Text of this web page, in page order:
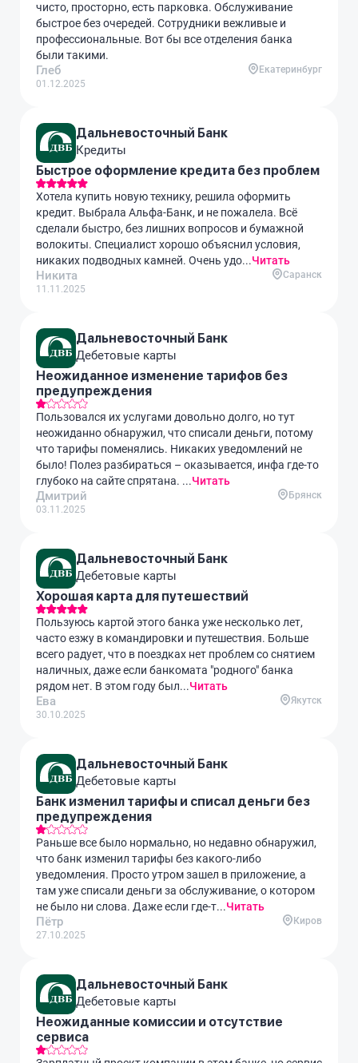
чисто, просторно, есть парковка. Обслуживание
быстрое без очередей. Сотрудники вежливые и
профессиональные. Вот бы все отделения банка
были такими.
Глеб
01.12.2025
Екатеринбург
Дальневосточный Банк
Кредиты
Быстрое оформление кредита без проблем
Хотела купить новую технику, решила оформить
кредит. Выбрала Альфа-Банк, и не пожалела. Всё
сделали быстро, без лишних вопросов и бумажной
волокиты. Специалист хорошо объяснил условия,
никаких подводных камней. Очень удо...Читать
Никита
11.11.2025
Саранск
Дальневосточный Банк
Дебетовые карты
Неожиданное изменение тарифов без
предупреждения
Пользовался их услугами довольно долго, но тут
неожиданно обнаружил, что списали деньги, потому
что тарифы поменялись. Никаких уведомлений не
было! Полез разбираться – оказывается, инфа где-то
глубоко на сайте спрятана. ...Читать
Дмитрий
03.11.2025
Брянск
Дальневосточный Банк
Дебетовые карты
Хорошая карта для путешествий
Пользуюсь картой этого банка уже несколько лет,
часто езжу в командировки и путешествия. Больше
всего радует, что в поездках нет проблем со снятием
наличных, даже если банкомата "родного" банка
рядом нет. В этом году был...Читать
Ева
30.10.2025
Якутск
Дальневосточный Банк
Дебетовые карты
Банк изменил тарифы и списал деньги без
предупреждения
Раньше все было нормально, но недавно обнаружил,
что банк изменил тарифы без какого-либо
уведомления. Просто утром зашел в приложение, а
там уже списали деньги за обслуживание, о котором
не было ни слова. Даже если где-т...Читать
Пётр
27.10.2025
Киров
Дальневосточный Банк
Дебетовые карты
Неожиданные комиссии и отсутствие
сервиса